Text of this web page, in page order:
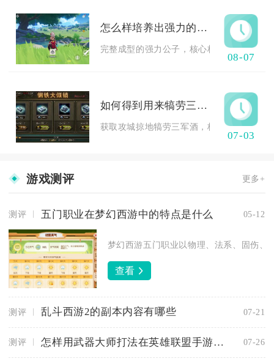
怎么样培养出强力的原神公子
完整成型的强力公子，核心标准为零命即
08-07
如何得到用来犒劳三军的攻城掠地酒
获取攻城掠地犒劳三军酒，核心渠道集中
07-03
游戏测评 更多+
测评 五门职业在梦幻西游中的特点是什么 05-12
梦幻西游五门职业以物理、法系、固伤、
查看
测评 乱斗西游2的副本内容有哪些 07-21
测评 怎样用武器大师打法在英雄联盟手游中取胜 07-26